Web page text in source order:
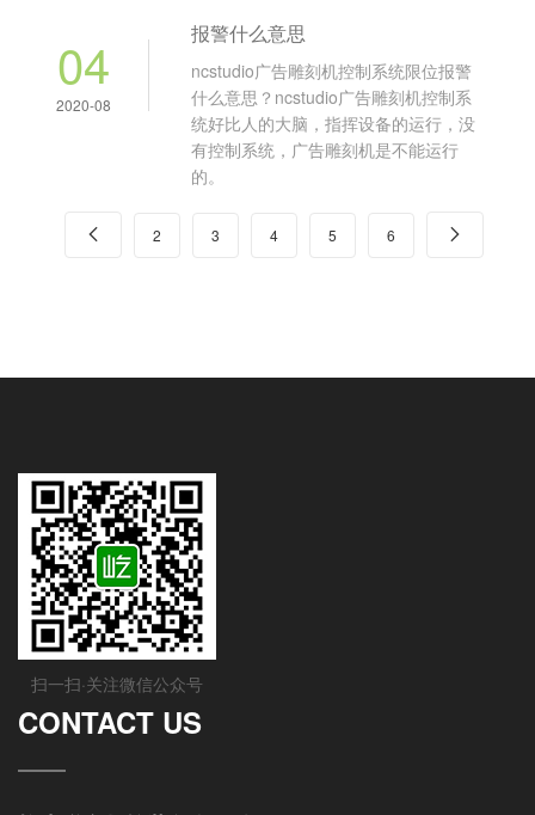
04
2020-08
报警什么意思
ncstudio广告雕刻机控制系统限位报警
什么意思？ncstudio广告雕刻机控制系
统好比人的大脑，指挥设备的运行，没
有控制系统，广告雕刻机是不能运行
的。
 2 3 4 5 6 
扫一扫·关注微信公众号
CONTACT US